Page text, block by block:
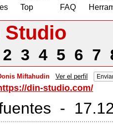
Top
FAQ
Studio
2 3 4 5 6 7
Miftahudin Ver el perfil
din-studio.com/
-